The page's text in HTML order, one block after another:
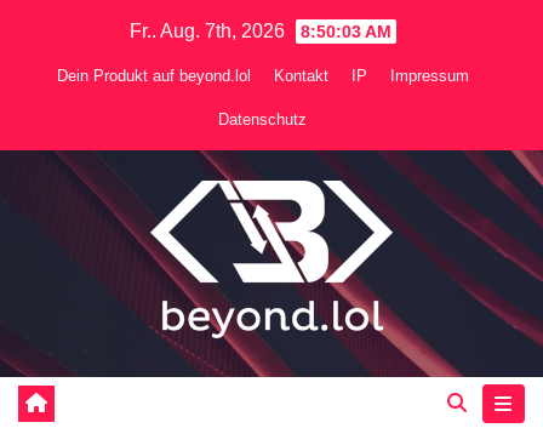
Fr.. Aug. 7th, 2026 8:50:03 AM
Dein Produkt auf beyond.lol Kontakt IP Impressum
Datenschutz